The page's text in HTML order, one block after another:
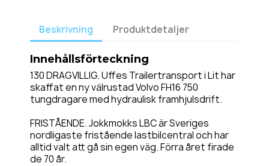
Beskrivning Produktdetaljer
Innehållsförteckning
130 DRAGVILLIG. Uffes Trailertransport i Lit har
skaffat en ny välrustad Volvo FH16 750
tungdragare med hydraulisk framhjulsdrift.
FRISTÅENDE. Jokkmokks LBC är Sveriges
nordligaste fristående lastbilcentral och har
alltid valt att gå sin egen väg. Förra året firade
de 70 år.